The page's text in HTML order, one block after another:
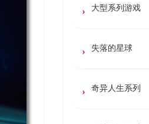
大型系列游戏
失落的星球
奇异人生系列